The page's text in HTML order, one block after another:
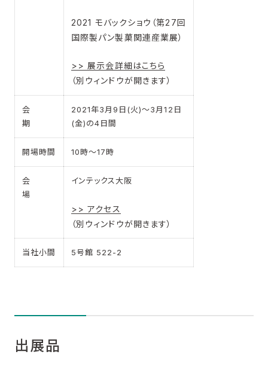
2021 モバックショウ（第27回
国際製パン製菓関連産業展）
>> 展示会詳細はこちら
（別ウィンドウが開きます）
会
期
2021年3月9日(火)～3月12日
(金)の4日間
開場時間 10時～17時
会
場
インテックス大阪
>> アクセス
（別ウィンドウが開きます）
当社小間 5号館 522-2
出展品